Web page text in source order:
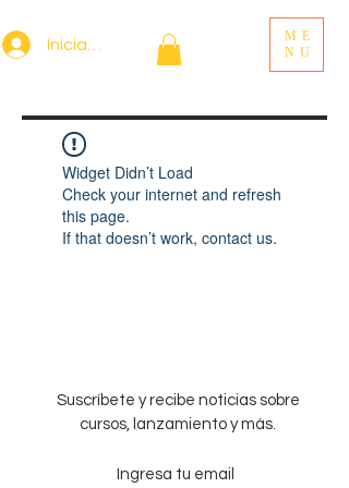
Iniciar sesión
ME
NU
Widget Didn’t Load
Check your internet and refresh
this page.
If that doesn’t work, contact us.
Suscríbete y recibe noticias sobre
cursos, lanzamiento y más.